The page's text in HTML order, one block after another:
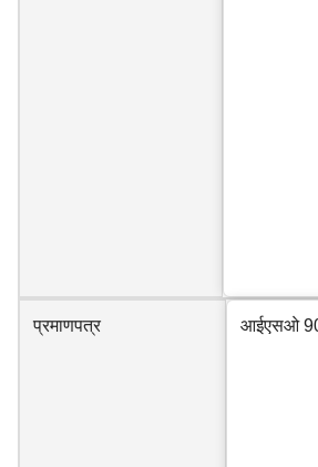
प्रमाणपत्र आईएसओ